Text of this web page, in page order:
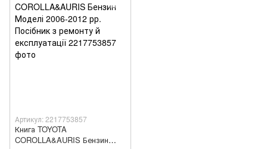
Артикул: 2217753857
Книга TOYOTA
COROLLA&AURIS Бензин